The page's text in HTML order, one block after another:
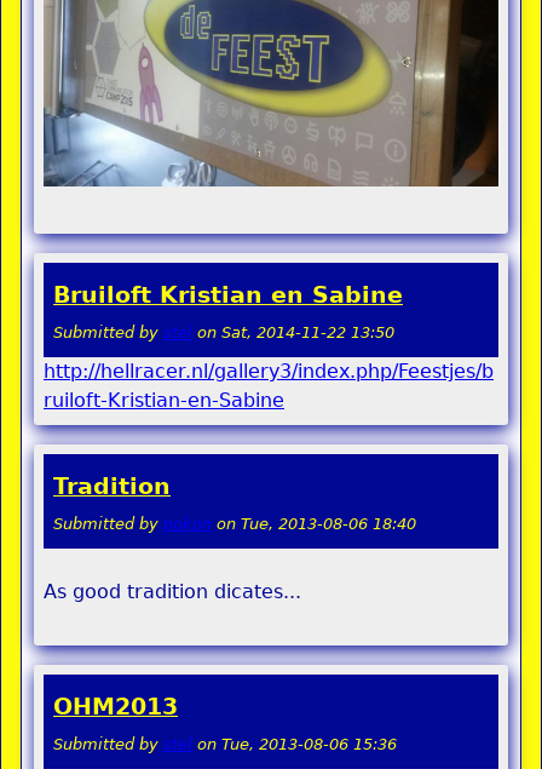
Bruiloft Kristian en Sabine
Submitted by stel on Sat, 2014-11-22 13:50
http://hellracer.nl/gallery3/index.php/Feestjes/b
ruiloft-Kristian-en-Sabine
Tradition
Submitted by pokon on Tue, 2013-08-06 18:40
As good tradition dicates...
OHM2013
Submitted by stel on Tue, 2013-08-06 15:36